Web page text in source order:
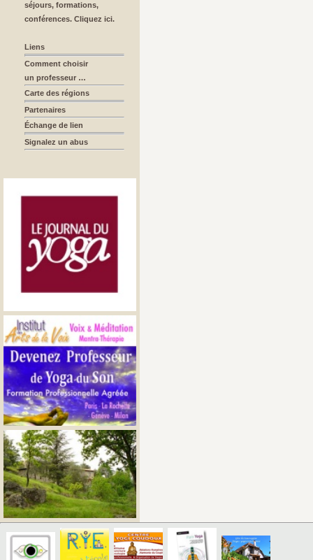
séjours, formations,
conférences. Cliquez ici.
Liens
Comment choisir
un professeur …
Carte des régions
Partenaires
Échange de lien
Signalez un abus